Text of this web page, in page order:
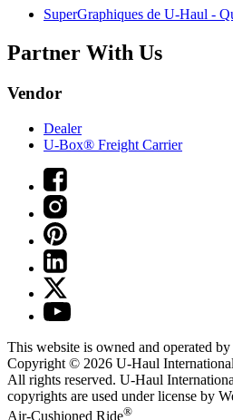
SuperGraphiques de U-Haul -
Partner With Us
Vendor
Dealer
U-Box® Freight Carrier
This website is owned and operated
Copyright © 2026 U-Haul
All rights reserved. U-Haul
copyrights are used under license by
Air-Cushioned Ride®